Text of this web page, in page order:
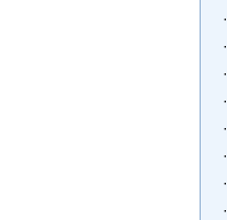
·
·
·
·
·
·
·
·